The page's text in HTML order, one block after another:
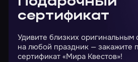
сертификат
Удивите близких
на любой праздник — закажите
сертификат «Мира Квестов»!